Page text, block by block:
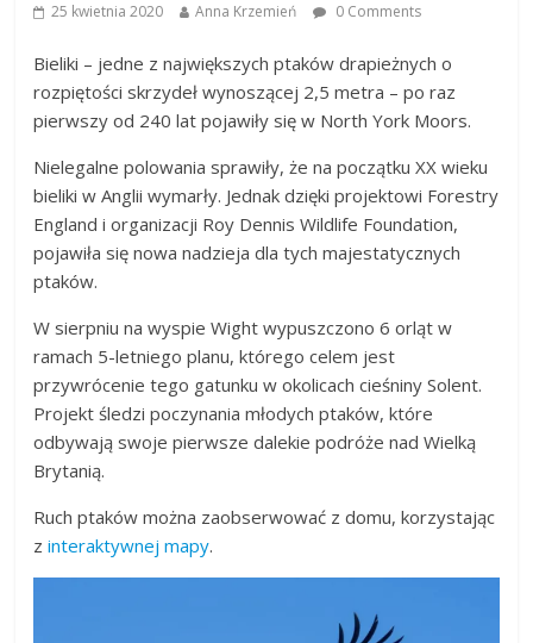
25 kwietnia 2020 Anna Krzemień 0 Comments
Bieliki – jedne z największych ptaków drapieżnych o
rozpiętości skrzydeł wynoszącej 2,5 metra – po raz
pierwszy od 240 lat pojawiły się w North York Moors.
Nielegalne polowania sprawiły, że na początku XX wieku
bieliki w Anglii wymarły. Jednak dzięki projektowi Forestry
England i organizacji Roy Dennis Wildlife Foundation,
pojawiła się nowa nadzieja dla tych majestatycznych
ptaków.
W sierpniu na wyspie Wight wypuszczono 6 orląt w
ramach 5-letniego planu, którego celem jest
przywrócenie tego gatunku w okolicach cieśniny Solent.
Projekt śledzi poczynania młodych ptaków, które
odbywają swoje pierwsze dalekie podróże nad Wielką
Brytanią.
Ruch ptaków można zaobserwować z domu, korzystając
zinteraktywnej mapy.